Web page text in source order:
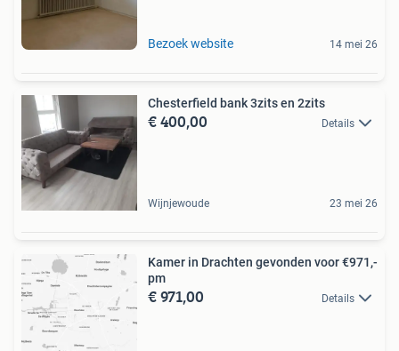
Bezoek website 14 mei 26
Chesterfield bank 3zits en 2zits
€ 400,00 Details
Wijnjewoude 23 mei 26
Kamer in Drachten gevonden voor €971,-
pm
€ 971,00 Details